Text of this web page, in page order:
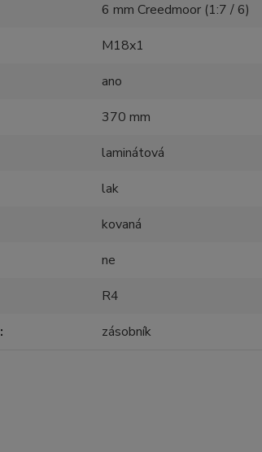
6 mm Creedmoor (1:7 / 6)
M18x1
ano
370 mm
laminátová
lak
kovaná
ne
R4
zásobník